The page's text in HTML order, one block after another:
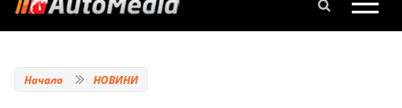
Начало НОВИНИ